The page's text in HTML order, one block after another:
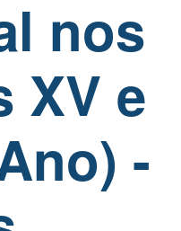
nos
XV e
-